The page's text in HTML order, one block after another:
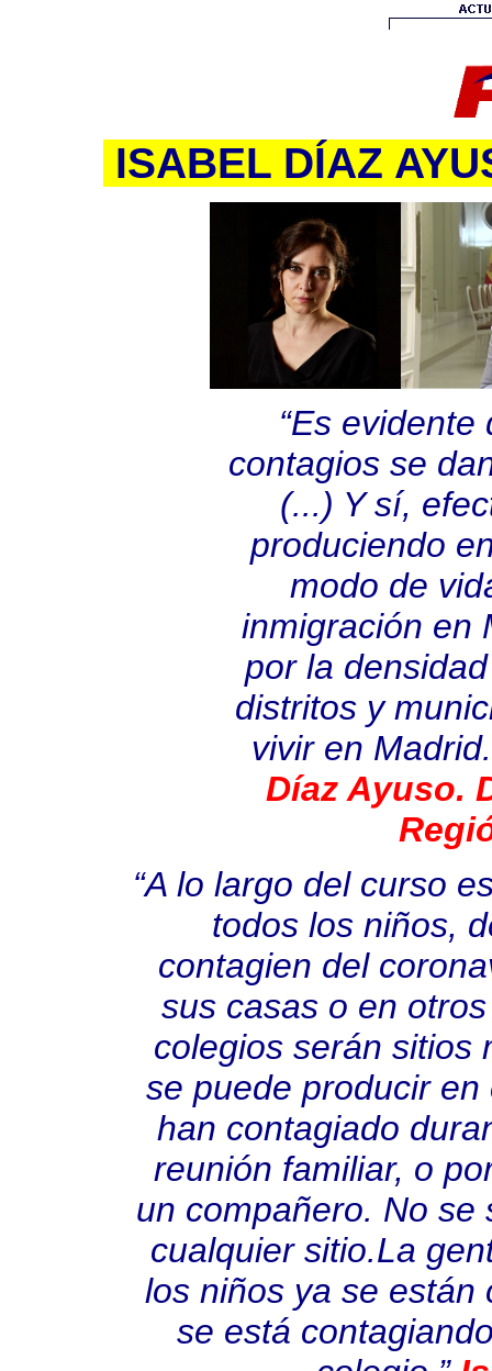
ISABEL DÍAZ
“Es
contagios se
(...) Y sí,
produciendo
modo de
inmigración en
por la
distritos y
vivir en
Díaz Ayuso.
“A lo largo del curso
todos los niños,
contagien del
sus casas o en
colegios serán sitios
se puede producir
han contagiado
reunión familiar, o
un compañero. No se
cualquier sitio.La
los niños ya se están
se está